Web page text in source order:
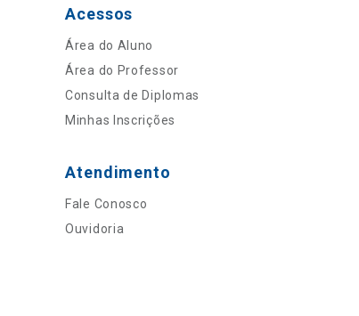
Acessos
Área do Aluno
Área do Professor
Consulta de Diplomas
Minhas Inscrições
Atendimento
Fale Conosco
Ouvidoria